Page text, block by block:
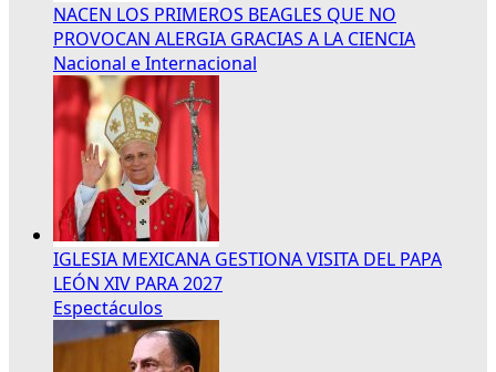
NACEN LOS PRIMEROS BEAGLES QUE NO
PROVOCAN ALERGIA GRACIAS A LA CIENCIA
Nacional e Internacional
IGLESIA MEXICANA GESTIONA VISITA DEL PAPA
LEÓN XIV PARA 2027
Espectáculos